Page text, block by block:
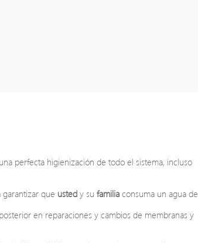
perfecta higienización de todo el sistema, incluso
que usted y su familia consuma un agua de
en reparaciones y cambios de membranas y